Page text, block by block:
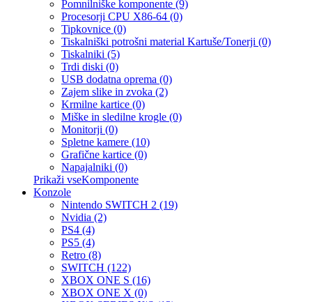
Pomnilniške komponente (9)
Procesorji CPU X86-64 (0)
Tipkovnice (0)
Tiskalniški potrošni material Kartuše/Tonerji (0)
Tiskalniki (5)
Trdi diski (0)
USB dodatna oprema (0)
Zajem slike in zvoka (2)
Krmilne kartice (0)
Miške in sledilne krogle (0)
Monitorji (0)
Spletne kamere (10)
Grafične kartice (0)
Napajalniki (0)
Prikaži vseKomponente
Konzole
Nintendo SWITCH 2 (19)
Nvidia (2)
PS4 (4)
PS5 (4)
Retro (8)
SWITCH (122)
XBOX ONE S (16)
XBOX ONE X (0)